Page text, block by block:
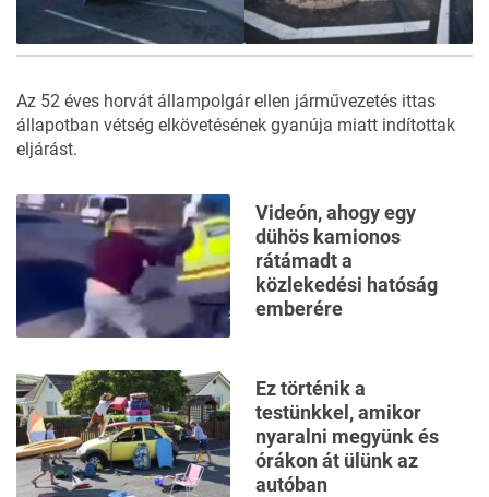
Az 52 éves horvát állampolgár ellen járművezetés ittas
állapotban vétség elkövetésének gyanúja miatt indítottak
eljárást.
Videón, ahogy egy
dühös kamionos
rátámadt a
közlekedési hatóság
emberére
Ez történik a
testünkkel, amikor
nyaralni megyünk és
órákon át ülünk az
autóban